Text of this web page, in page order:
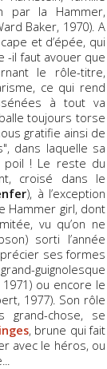
par la Hammer,
Baker, 1970). A
et d’épée, qui
-il faut avouer que
le rôle-titre,
ce qui rend
à tout va
toujours torse
gratifie ainsi de
dans laquelle sa
poil ! Le reste du
croisé dans le
), à l’exception
Hammer girl, dont
vu qu’on ne
sorti l’année
ses formes
guignolesque
ou encore le
1977). Son rôle
chose, se
, brune qui fait
avec le héros, ou